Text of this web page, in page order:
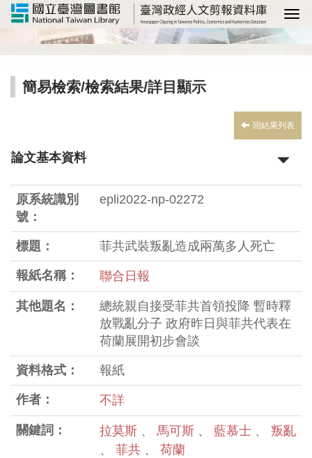
選
簡易檢索/檢索結果/詳目顯示
回結果列表
論文基本資料
原系統識別
號：
epli2022-np-02272
標題： 菲共武裝叛亂造成兩萬多人死亡
報紙名稱： 聯合日報
其他題名：
總統親自接受菲共首領投降 暫時釋
放戰亂分子 政府昨日與菲共代表在
荷蘭展開初步會談
資料格式： 報紙
作者： 不詳
關鍵詞： 拉莫斯 、 馬可斯 、 藍慕士 、 叛亂
、 菲共 、 荷蘭